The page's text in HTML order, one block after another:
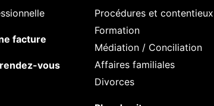
facture
vous
Procédures et contentieux
Formation
Médiation / Conciliation
Affaires familiales
Divorces